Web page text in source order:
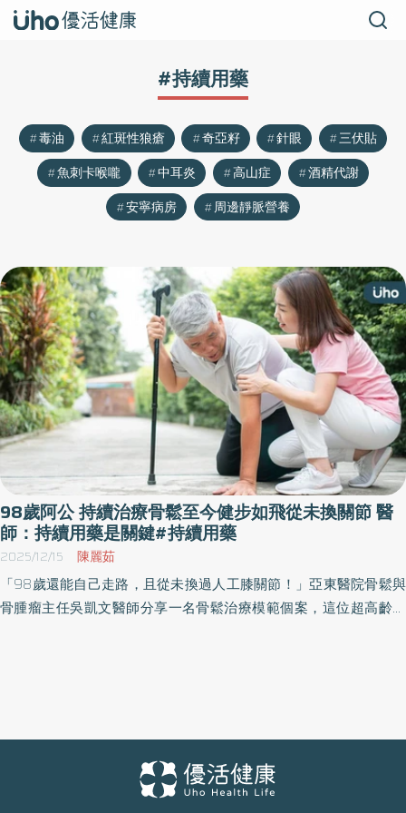
#持續用藥
毒油 紅斑性狼瘡 奇亞籽 針眼
三伏貼
魚刺卡喉嚨
中耳炎 高山症
酒精代謝
安寧病房
周邊靜脈營養
98歲阿公 持續治療骨鬆至今健步如飛從未換關節 醫
師：持續用藥是關鍵#持續用藥
2025/12/15 陳麗茹
「98歲還能自己走路，且從未換過人工膝關節！」亞東醫院骨鬆與
骨腫瘤主任吳凱文醫師分享一名骨鬆治療模範個案，這位超高齡男
治療的價值。」骨質疏鬆是骨骼的慢性疾病，必須持續治療，同時
每天攝取足夠的鈣質及維生素D，才能保有良好的骨質密度!骨鬆藥品